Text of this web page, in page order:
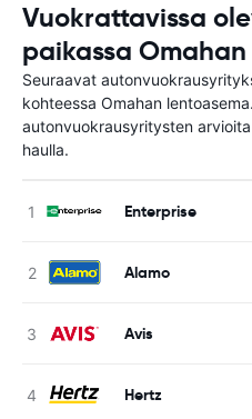
Vuokrattavissa
paikassa
Seuraavat
kohteessa Omahan
autonvuokrausyritysten
haulla.
Enterprise
Alamo
Avis
Hertz